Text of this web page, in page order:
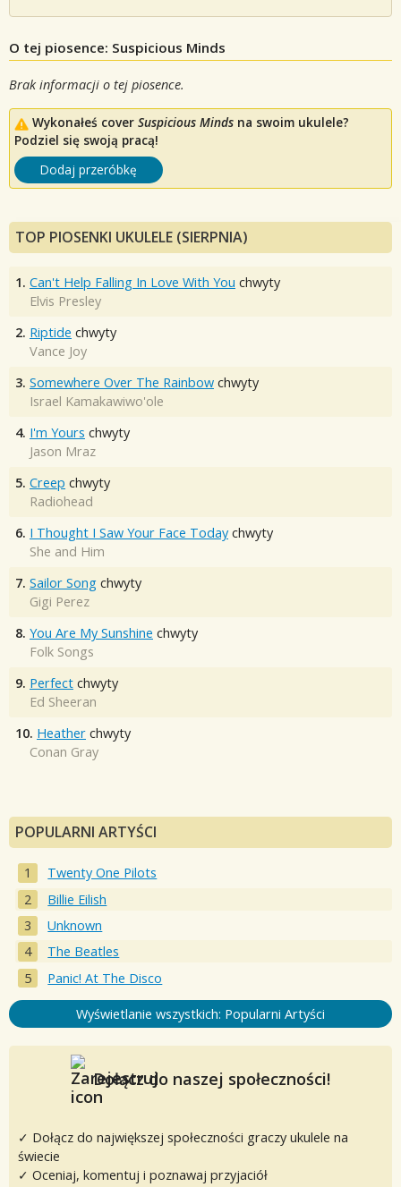
O tej piosence: Suspicious Minds
Brak informacji o tej piosence.
Wykonałeś cover Suspicious Minds na swoim ukulele?
Podziel się swoją pracą!
Dodaj przeróbkę
TOP PIOSENKI UKULELE (SIERPNIA)
1. Can't Help Falling In Love With You chwyty
Elvis Presley
2. Riptide chwyty
Vance Joy
3. Somewhere Over The Rainbow chwyty
Israel Kamakawiwo'ole
4. I'm Yours chwyty
Jason Mraz
5. Creep chwyty
Radiohead
6. I Thought I Saw Your Face Today chwyty
She and Him
7. Sailor Song chwyty
Gigi Perez
8. You Are My Sunshine chwyty
Folk Songs
9. Perfect chwyty
Ed Sheeran
10. Heather chwyty
Conan Gray
POPULARNI ARTYŚCI
Twenty One Pilots
Billie Eilish
Unknown
The Beatles
Panic! At The Disco
Wyświetlanie wszystkich: Popularni Artyści
Dołącz do naszej społeczności!
✓ Dołącz do największej społeczności graczy ukulele na
świecie
✓ Oceniaj, komentuj i poznawaj przyjaciół